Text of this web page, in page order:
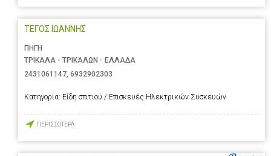
ΤΕΓΟΣ ΙΩΑΝΝΗΣ
ΠΗΓΗ
ΤΡΙΚΑΛΑ - ΤΡΙΚΑΛΩΝ - ΕΛΛΑΔΑ
2431061147, 6932902303
Κατηγορία: Είδη σπιτιού / Επισκευές Ηλεκτρικών Συσκευών
ΠΕΡΙΣΣΟΤΕΡΑ